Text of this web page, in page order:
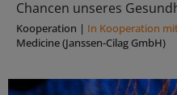
Chancen unseres
Kooperation | In Kooperation
Medicine (Janssen-Cilag GmbH)